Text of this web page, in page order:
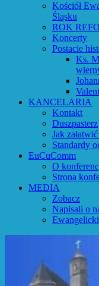
Kościół
Śląsku
ROK
Koncerty
Postacie
Ks.
KANCELARIA
Kontakt
Duszpasterz
Jak
Standardy
EuCuComm
O
Strona
MEDIA
Zobacz
Napisali o